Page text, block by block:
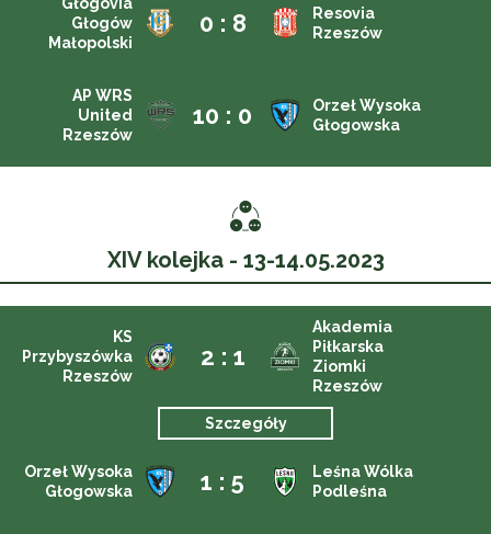
Głogovia
Głogów
Małopolski
0 : 8
Resovia
Rzeszów
AP WRS
United
Rzeszów
10 : 0
Orzeł Wysoka
Głogowska
XIV kolejka - 13-14.05.2023
KS
Przybyszówka
Rzeszów
2 : 1
Akademia
Piłkarska
Ziomki
Rzeszów
Szczegóły
Orzeł Wysoka
Głogowska
1 : 5
Leśna Wólka
Podleśna